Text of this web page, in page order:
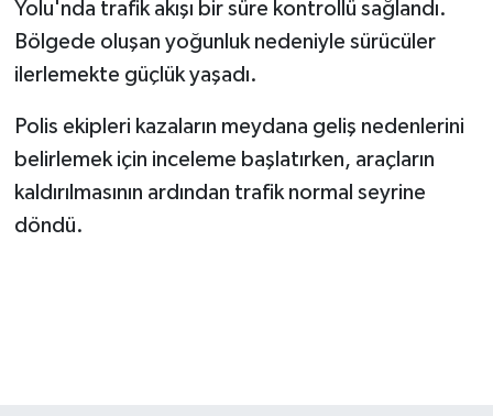
Yolu'nda trafik akışı bir süre kontrollü sağlandı.
Bölgede oluşan yoğunluk nedeniyle sürücüler
ilerlemekte güçlük yaşadı.
Polis ekipleri kazaların meydana geliş nedenlerini
belirlemek için inceleme başlatırken, araçların
kaldırılmasının ardından trafik normal seyrine
döndü.
BİLİM TEKNOLOJİ
ASAYİŞ
SEÇİM 2015
ÇEVRE